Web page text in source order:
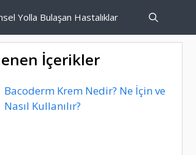
Yolla Bulaşan Hastalıklar
İçerikler
Bacoderm Krem Nedir? Ne İçin ve
Nasıl Kullanılır?